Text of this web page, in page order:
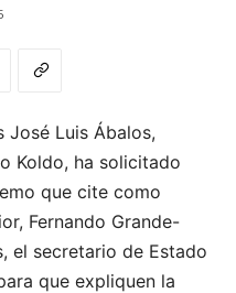
José Luis Ábalos,
Koldo, ha solicitado
que cite como
Fernando Grande-
el secretario de Estado
que expliquen la